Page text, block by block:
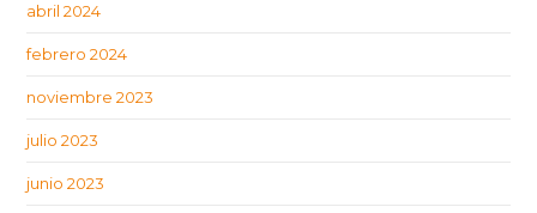
abril 2024
febrero 2024
noviembre 2023
julio 2023
junio 2023